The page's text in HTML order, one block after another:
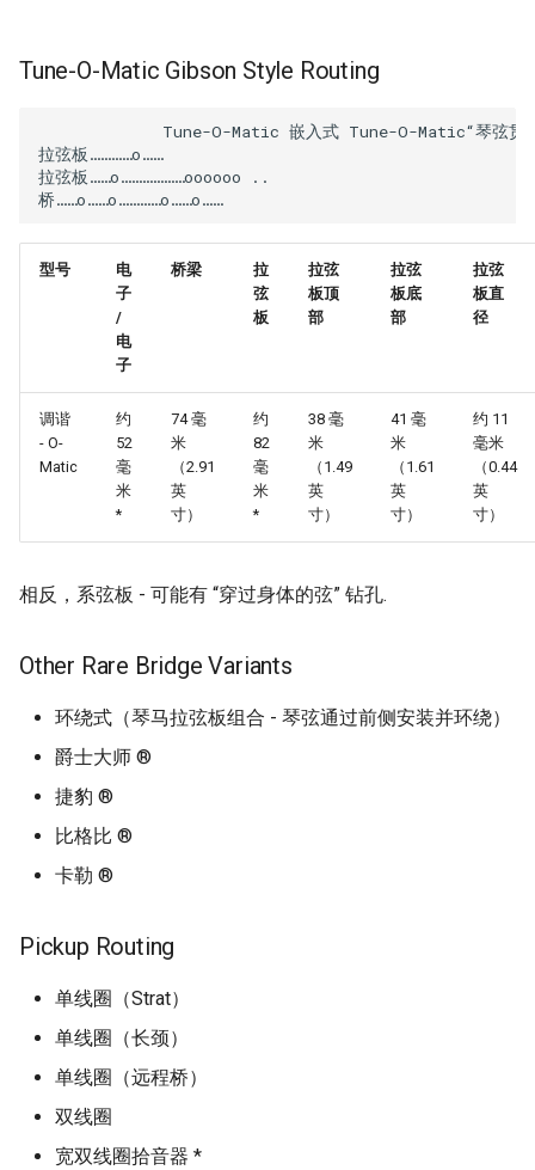
Tune-O-Matic Gibson Style Routing
Tune-O-Matic 嵌入式 Tune-O-Matic“琴弦贯
拉弦板…………o……
拉弦板……o………………oooooo ..
型号
电
子
/
电
子
桥梁
拉
弦
板
拉弦
板顶
部
拉弦
板底
部
拉弦
板直
径
调谐
- O-
Matic
约
52
毫
米
*
74 毫
米
（2.91
英
寸）
约
82
毫
米
*
38 毫
米
（1.49
英
寸）
41 毫
米
（1.61
英
寸）
约 11
毫米
（0.44
英
寸）
相反，系弦板 - 可能有 “穿过身体的弦” 钻孔.
Other Rare Bridge Variants
环绕式（琴马拉弦板组合 - 琴弦通过前侧安装并环绕）
爵士大师 ®
捷豹 ®
比格比 ®
卡勒 ®
Pickup Routing
单线圈（Strat）
单线圈（长颈）
单线圈（远程桥）
双线圈
宽双线圈拾音器 *